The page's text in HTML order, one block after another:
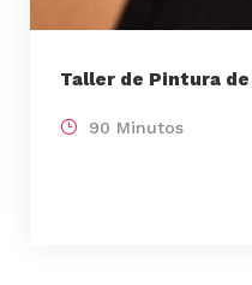
Taller de Pintura
90 Minutos